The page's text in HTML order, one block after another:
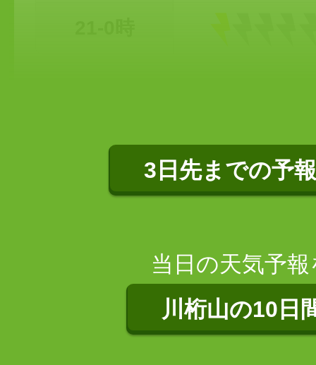
3日先までの予
当日の天気予
川桁山の10日